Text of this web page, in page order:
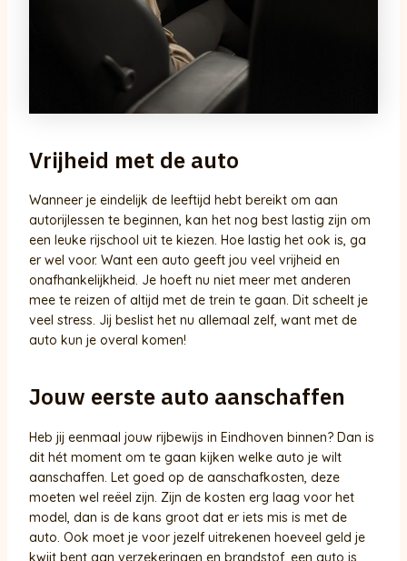
Vrijheid met de auto
Wanneer je eindelijk de leeftijd hebt bereikt om aan
autorijlessen te beginnen, kan het nog best lastig zijn om
een leuke rijschool uit te kiezen. Hoe lastig het ook is, ga
er wel voor. Want een auto geeft jou veel vrijheid en
onafhankelijkheid. Je hoeft nu niet meer met anderen
mee te reizen of altijd met de trein te gaan. Dit scheelt je
veel stress. Jij beslist het nu allemaal zelf, want met de
auto kun je overal komen!
Jouw eerste auto aanschaffen
Heb jij eenmaal jouw rijbewijs in Eindhoven binnen? Dan is
dit hét moment om te gaan kijken welke auto je wilt
aanschaffen. Let goed op de aanschafkosten, deze
moeten wel reëel zijn. Zijn de kosten erg laag voor het
model, dan is de kans groot dat er iets mis is met de
auto. Ook moet je voor jezelf uitrekenen hoeveel geld je
kwijt bent aan verzekeringen en brandstof, een auto is